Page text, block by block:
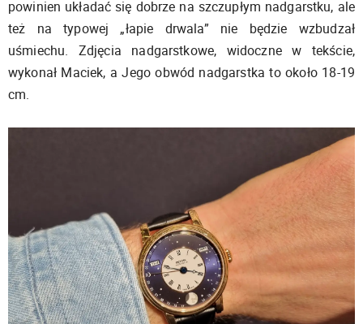
powinien układać się dobrze na szczupłym nadgarstku, ale
też na typowej „łapie drwala” nie będzie wzbudzał
uśmiechu. Zdjęcia nadgarstkowe, widoczne w tekście,
wykonał Maciek, a Jego obwód nadgarstka to około 18-19
cm.